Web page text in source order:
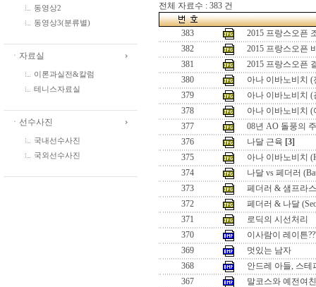
동영상2
동영상3(분류별)
ㆍ자료실
이론과실전&칼럼
테니스자료실
ㆍ선수사진
국내선수사진
국외선수사진
전체 자료수 : 383 건
383
2015 프랑스오픈
382
2015 프랑스오픈
381
2015 프랑스오픈
380
아나 이바노비치 (
379
아나 이바노비치
378
아나 이바노비치 (
377
08년 AO 돌풍의
376
나달 근육 [3]
375
아나 이바노비치
374
나달 vs 페더러
373
페더러 & 샘프라
372
페더러 & 나달
371
로딕의 시선처리
370
이사람이 레이튼
369
멋있는 남자
368
안드레 아들, 스테
367
말코스와 예전여친